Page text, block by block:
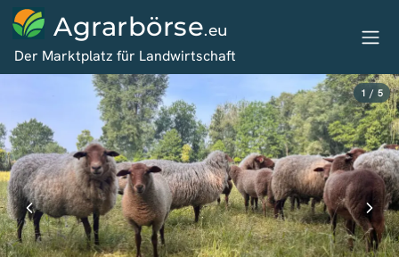
Agrarbörse.eu
Der Marktplatz für Landwirtschaft
1 / 5